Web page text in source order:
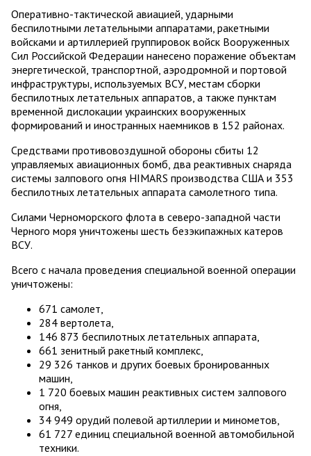
Оперативно-тактической авиацией, ударными
беспилотными летательными аппаратами, ракетными
войсками и артиллерией группировок войск Вооруженных
Сил Российской Федерации нанесено поражение объектам
энергетической, транспортной, аэродромной и портовой
инфраструктуры, используемых ВСУ, местам сборки
беспилотных летательных аппаратов, а также пунктам
временной дислокации украинских вооруженных
формирований и иностранных наемников в 152 районах.
Средствами противовоздушной обороны сбиты 12
управляемых авиационных бомб, два реактивных снаряда
системы залпового огня HIMARS производства США и 353
беспилотных летательных аппарата самолетного типа.
Силами Черноморского флота в северо-западной части
Черного моря уничтожены шесть безэкипажных катеров
ВСУ.
Всего с начала проведения специальной военной операции
уничтожены:
671 самолет,
284 вертолета,
146 873 беспилотных летательных аппарата,
661 зенитный ракетный комплекс,
29 326 танков и других боевых бронированных
машин,
1 720 боевых машин реактивных систем залпового
огня,
34 949 орудий полевой артиллерии и минометов,
61 727 единиц специальной военной автомобильной
техники.